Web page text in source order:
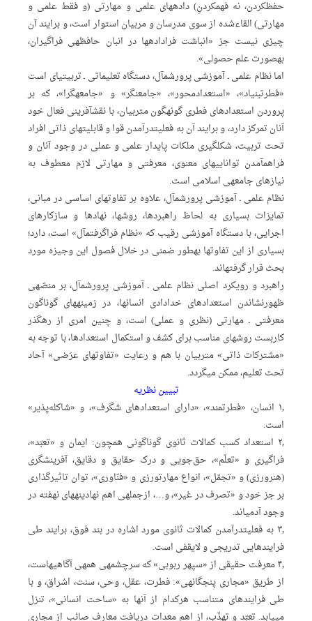
حفظ‏کردن، نه فهم‏کردنِ) داده‏های علمی و مهارتی (و فقط علمی و
مهارتی) القاءشده از سوی مدرسان و مربیان استوار است، و برایند آن
چیزی نیست جز «انباشت فراداده‏ها در انبان حافظه‏ی فراگیران،
به‏صورت علم حصولی‏».
اما نظام علمی ـ آموزشی پرورش‏مآ‏ل، دستگاه تعلیماتی ـ تربیتی‏ای‏ است
«فطرت‏بنیاد»، «استعدادمحور»، «جامع‏نگر» و «جامعه‏گرا»، که بر
پروردن استعدادهای فطری گونه‏گون متربیان، با نقش‏آفرینی فعال خود
آنان تمرکز دارد، و برایند آن به فعلیت‏درآمدن قوا و قابلیت‏های ذاتی افراد
تحت تربیت، شکل‏گیری ملکات پایدار علمی و عملی در وجود آنان و
فراهم‏آمدن توانایی‏های معنوی، معرفتی و مهارتی لازم معطوف به
نیازهای جامعه‏ی اسلامی است.
نظام علمی ـ آموزشی پرورش‏مآ‏ل، علاوه بر تفاوت‏های اساسی در مبانی،
تمایزات بسیاری به لحاظ راهبردها، روش‏ها، نهادها و سازکارهای
اجرایی، با دستگاه آموزشی رقیب که «نظام فراگرفت‏مآ‏ل» است، دارد؛
بسیاری از این تفاوت‏ها‏ به‏طور ضمنی در خلال فصول این وجیزه مورد
بحث قرار گرفته‏اند.
راهبرد و رویکرد اصلی نظام علمی ـ آموزشی پرورش‏مآ‏ل، بر منصّه‏ی
ظهورنشاندن استعدادهای خدادادی انسان‏ها، در زمینه‏های گوناگون
معرفتی ـ مهارتی (نظری و عملی) است، و چنین امری از رهگذر
کاربست روش‏های مناسب برای کشف و استکمال استعدادها، با توجه به
«مشترکات ذاتی» متربیان با هم و رعایت «تفاوت‏های عرَضی» آحاد
تحت تعلیم، ممکن می‏گردد.
تبیین نظریه
۱٫ انسان، «فطرتمند»، «دارای استعدادهای شگرف»، و «شاکله‏‌پذیر»
است.
۲٫ استعداد کسب کمالات ثانوی گوناگونی همچون: ایمان و «تعبّ‏د‏»،
فراگیری و «تعلّم»، حق‏‌جویی و درک حقایق و دقایق، آفرینشگری
(هنرورزی) و «تجمّل»، انواع مهارت‏ورزی و «فنّاوری»، توان تاثیرگذاری
بر جز خود و «تصرف در غیر»، و…، ازجمله‏ی اهم نهادینه‏های نهفته در
وجود آدمی‏اند.
۳٫ به فعلیت‏درآمدن کمالات ثانوی مورد اشاره در بند فوق، برایند طی
فرایندهایی تدریجی و لایقفی است.
۴٫ معرفت حقیقی‏ از «سپهر ربوبی» که سرچشمه‏ی همه‏ی آگاهی‏هاست،
از طریق «مجاری پنج‏گانه‏ی»: فطرت، عقل، وحی، سنت، اشراق‏، و با
طی فرایندهای متناسب هرکدام از آنها به «ساحت انسانی»، تنزل
می‏یابد. تعبّ‏د‏ و تهذّب، از اهم معدات دریافت معارف صائب از مجاری